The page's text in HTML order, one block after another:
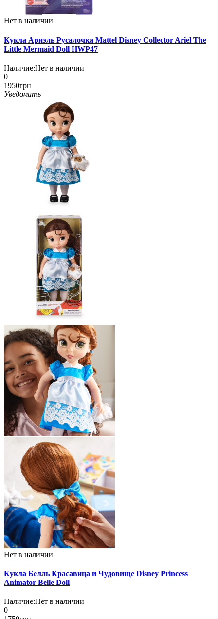
Нет в наличии
Кукла Ариэль Русалочка Mattel Disney Collector Ariel The
Little Mermaid Doll HWP47
Наличие:Нет в наличии
0
1950грн
Уведомить
Нет в наличии
Кукла Белль Красавица и Чудовище Disney Princess
Animator Belle Doll
Наличие:Нет в наличии
0